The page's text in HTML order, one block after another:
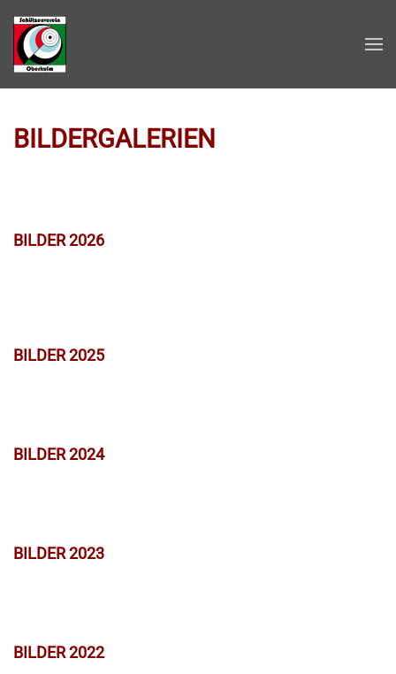
Zum Hauptinhalt springen
BILDERGALERIEN
BILDER 2026
BILDER 2025
BILDER 2024
BILDER 2023
BILDER 2022